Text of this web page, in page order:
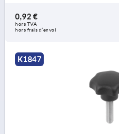
0,92 €
hors TVA
hors frais d’envoi
K1847